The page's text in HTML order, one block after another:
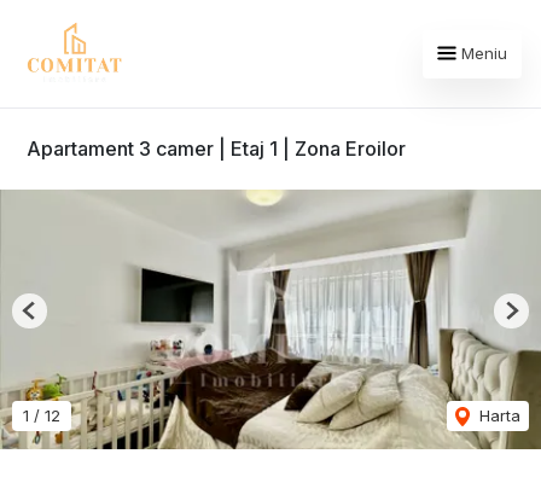
Meniu
Apartament 3 camer | Etaj 1 | Zona Eroilor
1 / 12 Harta
Previous